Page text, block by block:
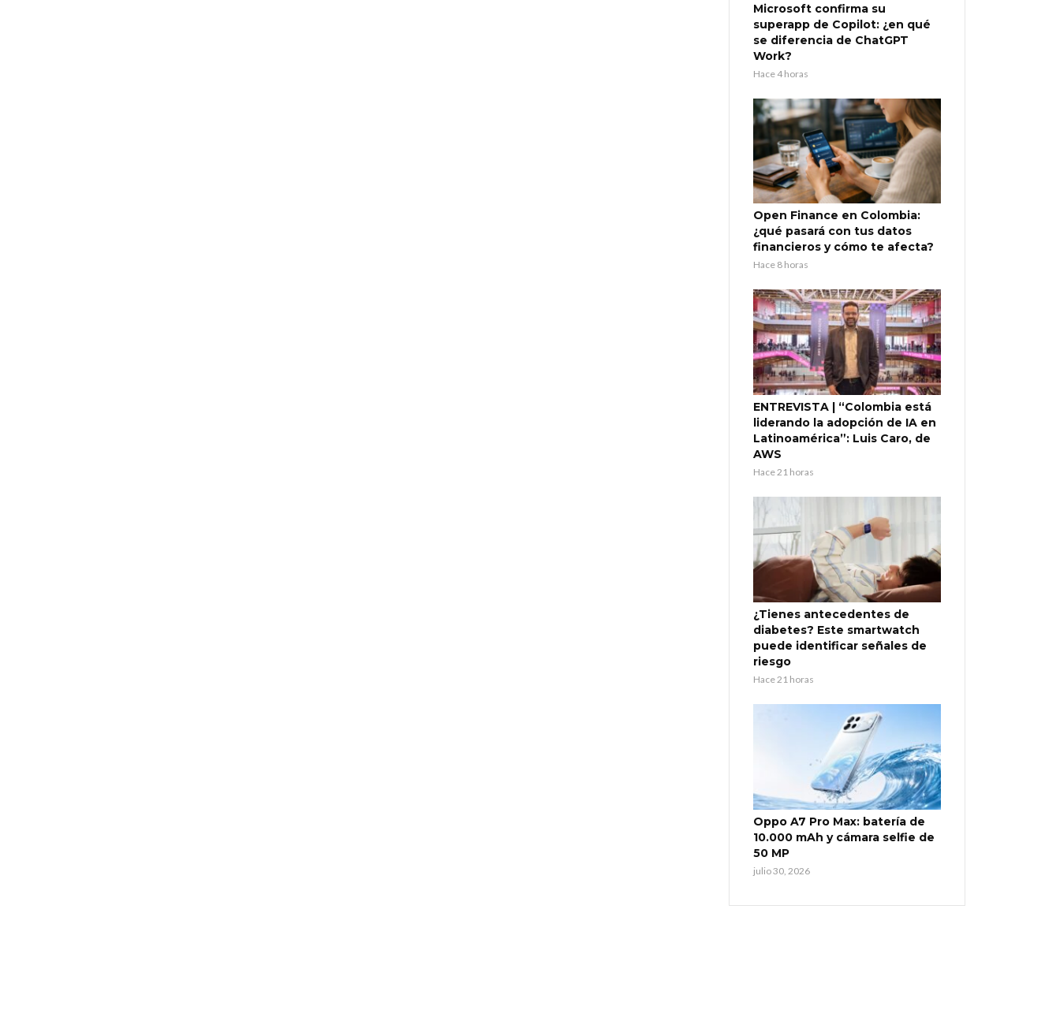
Microsoft confirma su
superapp de Copilot: ¿en qué
se diferencia de ChatGPT
Work?
Hace 4 horas
Open Finance en Colombia:
¿qué pasará con tus datos
financieros y cómo te afecta?
Hace 8 horas
ENTREVISTA | “Colombia está
liderando la adopción de IA en
Latinoamérica”: Luis Caro, de
AWS
Hace 21 horas
¿Tienes antecedentes de
diabetes? Este smartwatch
puede identificar señales de
riesgo
Hace 21 horas
Oppo A7 Pro Max: batería de
10.000 mAh y cámara selfie de
50 MP
julio 30, 2026